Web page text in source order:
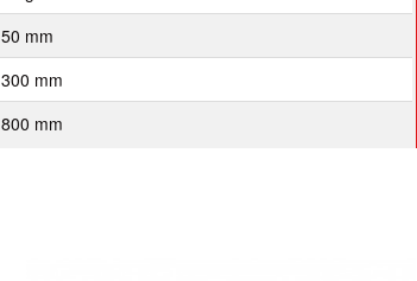
50 mm
300 mm
800 mm